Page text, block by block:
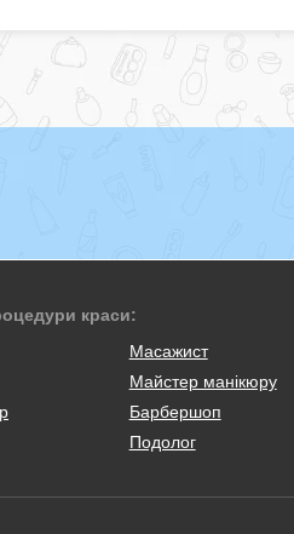
краси:
Масажист
Майстер манікюру
Барбершоп
Подолог